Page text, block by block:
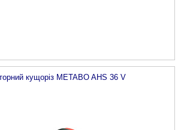
кущоріз METABO AHS 36 V